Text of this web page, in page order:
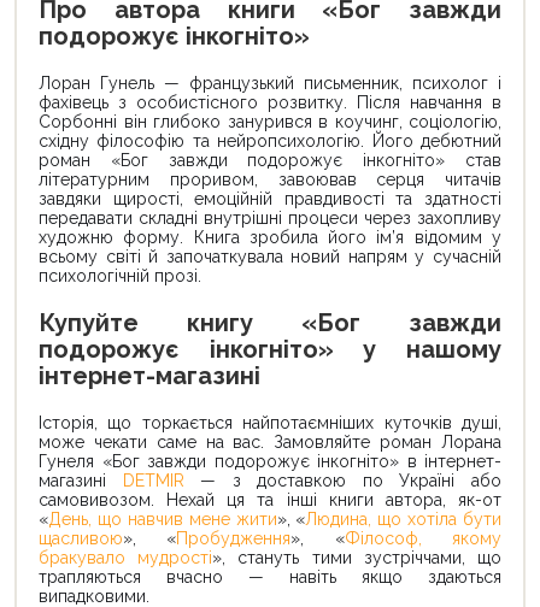
Про автора книги «Бог завжди
подорожує інкогніто»
Лоран Гунель — французький письменник, психолог і
фахівець з особистісного розвитку. Після навчання в
Сорбонні він глибоко занурився в коучинг, соціологію,
східну філософію та нейропсихологію. Його дебютний
роман «Бог завжди подорожує інкогніто» став
літературним проривом, завоював серця читачів
завдяки щирості, емоційній правдивості та здатності
передавати складні внутрішні процеси через захопливу
художню форму. Книга зробила його ім’я відомим у
всьому світі й започаткувала новий напрям у сучасній
психологічній прозі.
Купуйте книгу «Бог завжди
подорожує інкогніто» у нашому
інтернет-магазині
Історія, що торкається найпотаємніших куточків душі,
може чекати саме на вас. Замовляйте роман Лорана
Гунеля «Бог завжди подорожує інкогніто» в інтернет-
магазині
DETMIR — з доставкою по Україні або
самовивозом. Нехай ця та інші книги автора, як-от
«День, що навчив мене жити», «Людина, що хотіла бути
щасливою», «Пробудження», «Філософ, якому
бракувало мудрості», стануть тими зустріччами, що
трапляються вчасно — навіть якщо здаються
випадковими.